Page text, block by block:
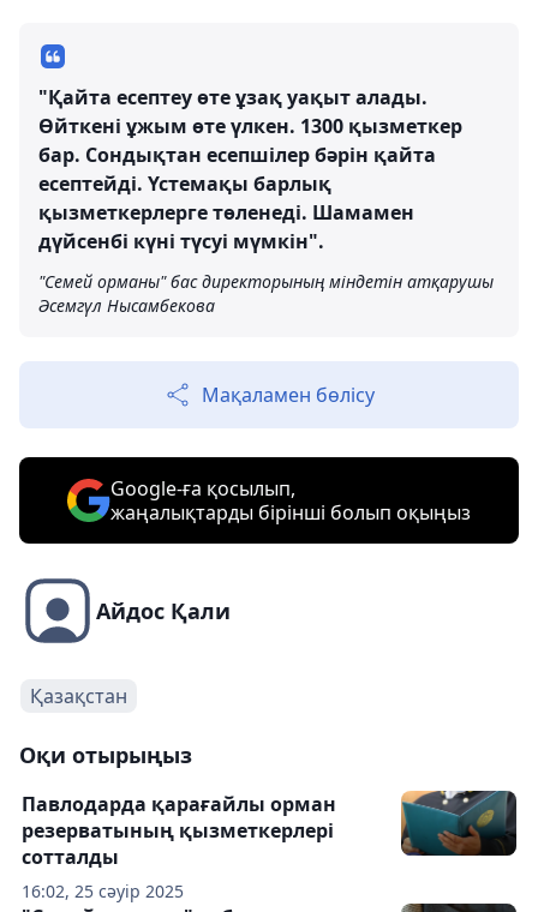
"Қайта есептеу өте ұзақ уақыт алады.
Өйткені ұжым өте үлкен. 1300 қызметкер
бар. Сондықтан есепшілер бәрін қайта
есептейді. Үстемақы барлық
қызметкерлерге төленеді. Шамамен
дүйсенбі күні түсуі мүмкін".
"Семей орманы" бас директорының міндетін атқарушы
Әсемгүл Нысамбекова
Мақаламен бөлісу
Google-ға қосылып,
жаңалықтарды бірінші болып оқыңыз
Айдос Қали
Қазақстан
Оқи отырыңыз
16:02, 25 сәуір 2025
Павлодарда қарағайлы орман
резерватының қызметкерлері
сотталды